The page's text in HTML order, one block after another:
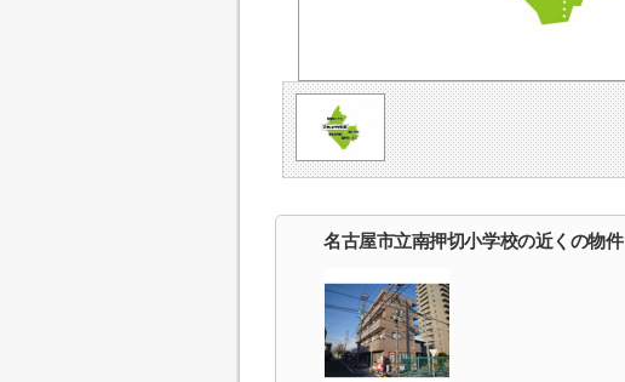
名古屋市立南押切小学校の近くの物件